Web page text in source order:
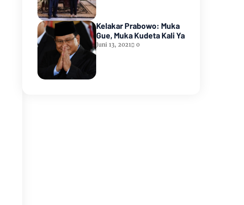
Kelakar Prabowo: Muka
Gue, Muka Kudeta Kali Ya
Juni 13, 2021 0